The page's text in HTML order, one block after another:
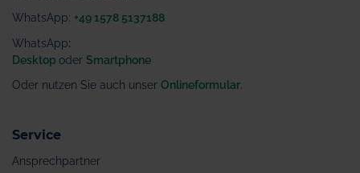
WhatsApp: +49 1578 5137188
WhatsApp:
Desktop oder Smartphone
Oder nutzen Sie auch unser Onlineformular
Service
Ansprechpartner